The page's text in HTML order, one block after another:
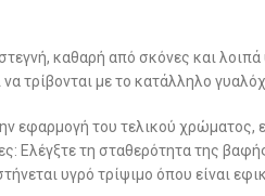
καθαρή από σκόνες και
τρίβονται με το κατάλληλο
εφαρμογή του τελικού
Ελέγξτε τη σταθερότητα της
υγρό τρίψιμο όπου είναι